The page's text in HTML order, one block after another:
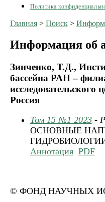
Политика
Главная> Поиск>
Информация об
Зинченко, Т.Д.,
бассейна РАН –
исследовательского
Россия
Том 15 №1 2023-
ОСНОВНЫЕ
Аннотация PDF
© ФОНД НАУЧНЫХ